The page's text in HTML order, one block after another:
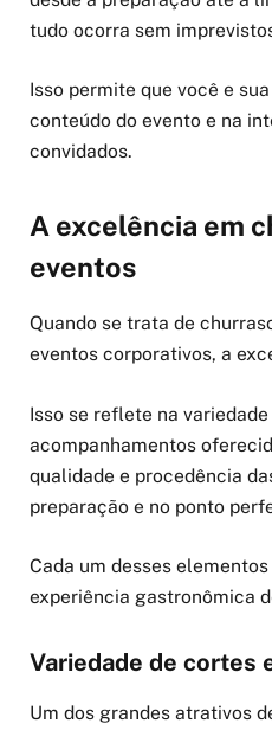
tudo ocorra sem
Isso permite que você e
conteúdo do evento e na
convidados.
A excelência em
eventos
Quando se trata de
eventos corporativos, a
Isso se reflete na
acompanhamentos
qualidade e procedência
preparação e no ponto
Cada um desses
experiência gastronômica
Variedade de cortes
Um dos grandes atrativos